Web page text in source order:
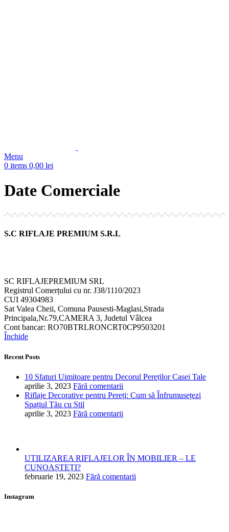
Menu
0 items 0,00 lei
Date Comerciale
S.C RIFLAJE PREMIUM S.R.L
SC RIFLAJEPREMIUM SRL
Registrul Comerțului cu nr. J38/1110/2023
CUI 49304983
Sat Valea Cheii, Comuna Pausesti-Maglasi,Strada
Principala,Nr.79,CAMERA 3, Judetul Vâlcea
Cont bancar: RO70BTRLRONCRT0CP9503201
Închide
Recent Posts
10 Sfaturi Uimitoare pentru Decorul Pereților Casei Tale
aprilie 3, 2023 Fără comentarii
Riflaje Decorative pentru Pereți: Cum să Înfrumusețezi
Spațiul Tău cu Stil
aprilie 3, 2023 Fără comentarii
UTILIZAREA RIFLAJELOR ÎN MOBILIER – LE
CUNOAȘTEȚI?
februarie 19, 2023 Fără comentarii
Instagram